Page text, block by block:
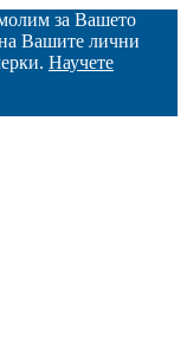
за Вашето
Вашите лични
Научете